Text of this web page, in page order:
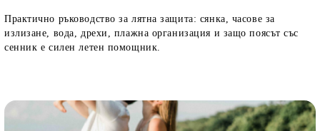
Практично ръководство за лятна защита: сянка, часове за
излизане, вода, дрехи, плажна организация и защо поясът със
сенник е силен летен помощник.